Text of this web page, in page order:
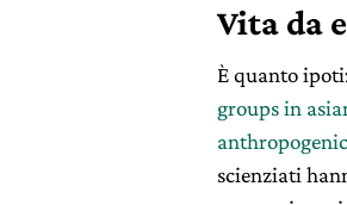
Vita da
È quanto
groups in
scienziati